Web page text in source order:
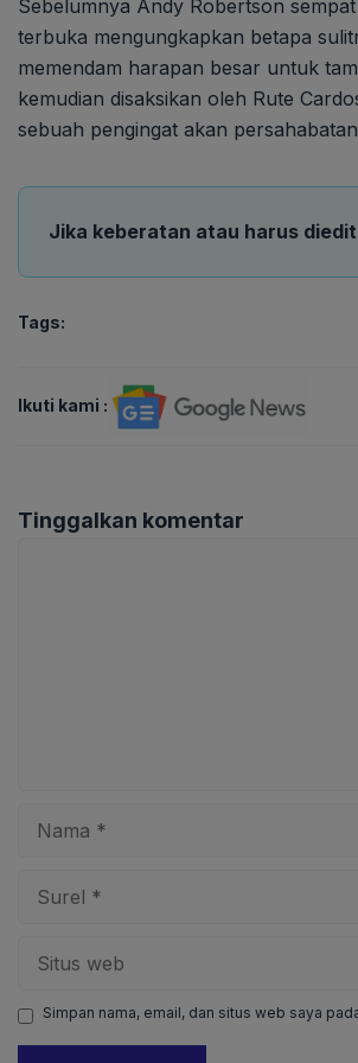
Sebelumnya Andy Robertson
terbuka mengungkapkan betapa
memendam harapan besar untuk
kemudian disaksikan oleh Rute
sebuah pengingat akan
Jika keberatan atau harus
Tags:
Ikuti kami :
Tinggalkan komentar
web
Simpan nama, email, dan situs web saya